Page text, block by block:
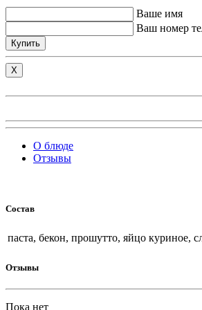
Ваше имя
Ваш номер
Купить
X
О блюде
Отзывы
Состав
паста, бекон, прошутто, яйцо куриное,
Отзывы
Пока нет